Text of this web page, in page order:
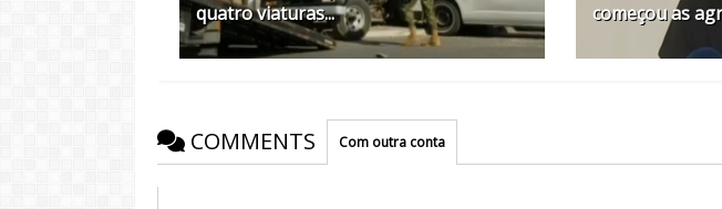
quatro viaturas...
começou as
COMMENTS Com outra conta